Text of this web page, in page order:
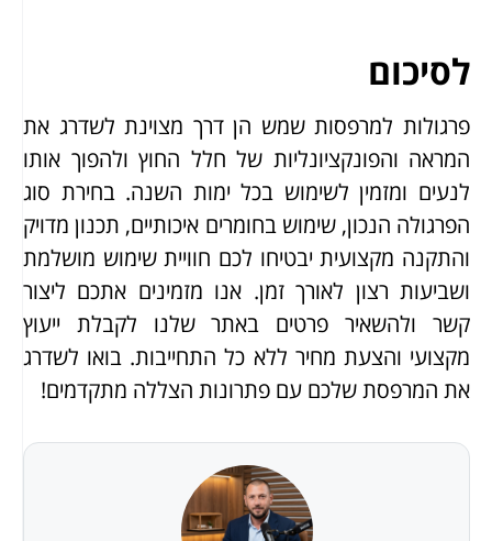
לסיכום
פרגולות למרפסות שמש הן דרך מצוינת לשדרג את
המראה והפונקציונליות של חלל החוץ ולהפוך אותו
לנעים ומזמין לשימוש בכל ימות השנה. בחירת סוג
הפרגולה הנכון, שימוש בחומרים איכותיים, תכנון מדויק
והתקנה מקצועית יבטיחו לכם חוויית שימוש מושלמת
ושביעות רצון לאורך זמן. אנו מזמינים אתכם ליצור
קשר ולהשאיר פרטים באתר שלנו לקבלת ייעוץ
מקצועי והצעת מחיר ללא כל התחייבות. בואו לשדרג
את המרפסת שלכם עם פתרונות הצללה מתקדמים!